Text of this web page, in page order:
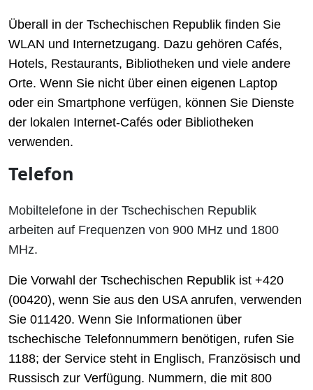
Überall in der Tschechischen Republik finden Sie
WLAN und Internetzugang. Dazu gehören Cafés,
Hotels, Restaurants, Bibliotheken und viele andere
Orte. Wenn Sie nicht über einen eigenen Laptop
oder ein Smartphone verfügen, können Sie Dienste
der lokalen Internet-Cafés oder Bibliotheken
verwenden.
Telefon
Mobiltelefone in der Tschechischen Republik
arbeiten auf Frequenzen von 900 MHz und 1800
MHz.
Die Vorwahl der Tschechischen Republik ist +420
(00420), wenn Sie aus den USA anrufen, verwenden
Sie 011420. Wenn Sie Informationen über
tschechische Telefonnummern benötigen, rufen Sie
1188; der Service steht in Englisch, Französisch und
Russisch zur Verfügung. Nummern, die mit 800